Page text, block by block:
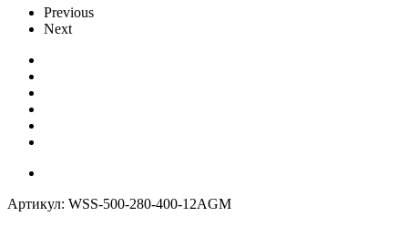
Previous
Next
Артикул: WSS-500-280-400-12AGM